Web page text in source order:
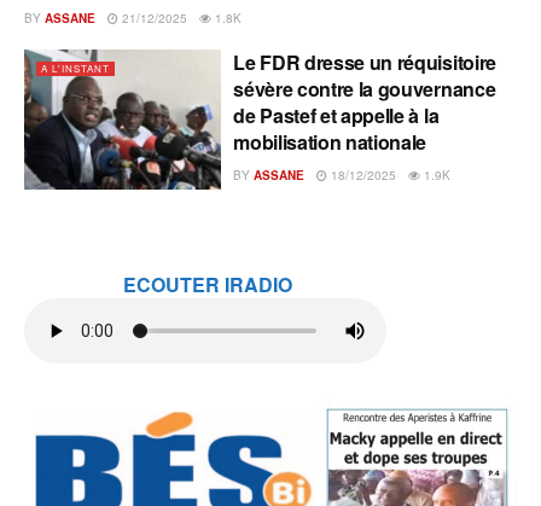
BY ASSANE 21/12/2025 1.8K
A L'INSTANT
Le FDR dresse un réquisitoire
sévère contre la gouvernance
de Pastef et appelle à la
mobilisation nationale
BY ASSANE 18/12/2025 1.9K
ECOUTER IRADIO